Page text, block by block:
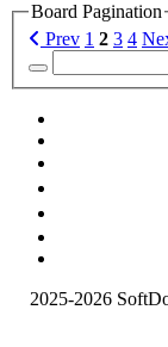
Board Pagination
Prev 1 2 3 4
2025-2026